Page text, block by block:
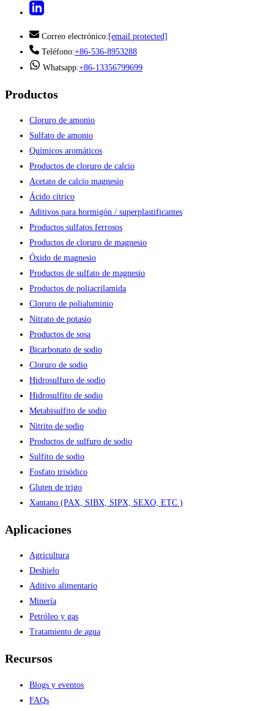
Correo electrónico: [email protected]
Teléfono:+86-536-8953288
Whatsapp:+86-13356799699
Productos
Cloruro de amonio
Sulfato de amonio
Químicos aromáticos
Productos de cloruro de calcio
Acetato de calcio magnesio
Ácido cítrico
Aditivos para hormigón / superplastificantes
Productos sulfatos ferrosos
Productos de cloruro de magnesio
Óxido de magnesio
Productos de sulfato de magnesio
Productos de poliacrilamida
Cloruro de polialuminio
Nitrato de potasio
Productos de sosa
Bicarbonato de sodio
Cloruro de sodio
Hidrosulfuro de sodio
Hidrosulfito de sodio
Metabisulfito de sodio
Nitrito de sodio
Productos de sulfuro de sodio
Sulfito de sodio
Fosfato trisódico
Gluten de trigo
Xantano (PAX, SIBX, SIPX, SEXO, ETC )
Aplicaciones
Agricultura
Deshielo
Aditivo alimentario
Minería
Petróleo y gas
Tratamiento de agua
Recursos
Blogs y eventos
FAQs